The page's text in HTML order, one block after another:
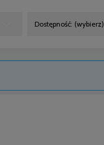
Dostępność: (wybierz)